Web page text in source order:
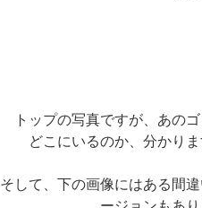
トップの写真ですが、あの
どこにいるのか、分かり
そして、下の画像にはある間